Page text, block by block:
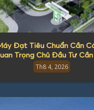
Đạt Tiêu Chuẩn Cần
Trọng Chủ Đầu Tư
Th8 4, 2026